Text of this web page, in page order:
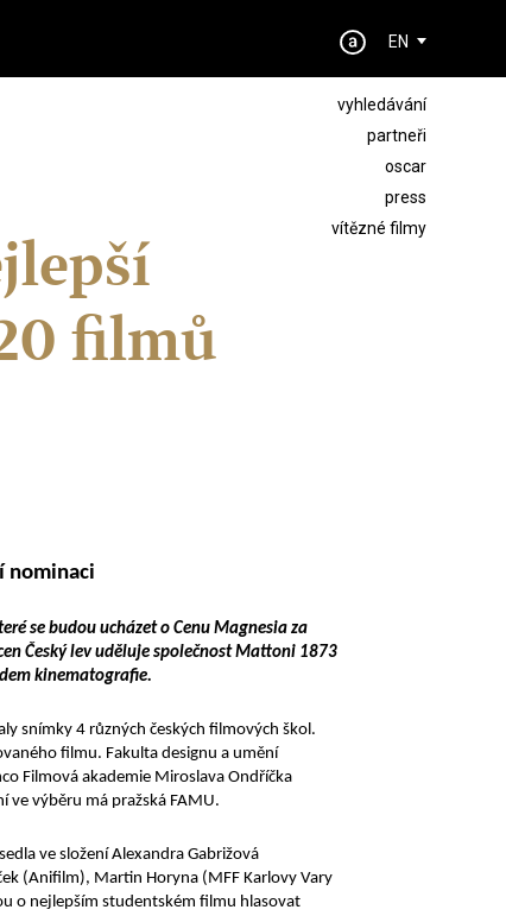
EN
vyhledávání
partneři
oscar
press
vítězné filmy
filmů
nominaci
se budou ucházet o Cenu Magnesia za
Český lev uděluje společnost Mattoni 1873
kinematografie.
snímky 4 různých českých filmových škol.
filmu. Fakulta designu a umění
Filmová akademie Miroslava Ondříčka
ve výběru má pražská FAMU.
ve složení Alexandra Gabrižová
(Anifilm), Martin Horyna (MFF Karlovy Vary
o nejlepším studentském filmu hlasovat